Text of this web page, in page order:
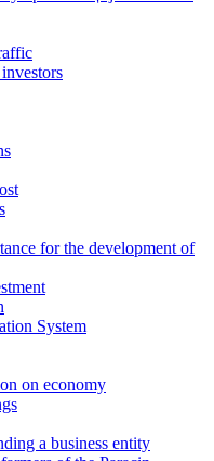
for the development of
System
on economy
a business entity